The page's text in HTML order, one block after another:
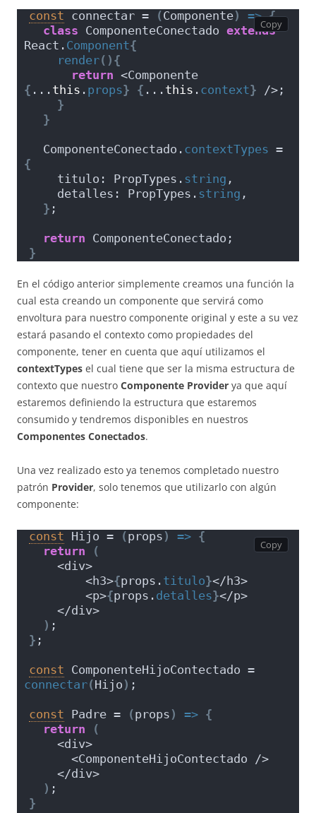
const connectar = (Componente) => {
class ComponenteConectado extends
React. Component{
render( ) {
return
{ ... this . props} { ... this . context} />;
}
}
  ComponenteConectado.
contextTypes
{
    titulo: PropTypes.
string ,
    detalles: PropTypes.
string ,
} ;
return ComponenteConectado;
}
En el código anterior simplemente creamos una función la
cual esta creando un componente que servirá como
envoltura para nuestro componente original y este a su vez
estará pasando el contexto como propiedades del
componente, tener en cuenta que aquí utilizamos el
contextTypes el cual tiene que ser la misma estructura de
contexto que nuestro Componente Provider ya que aquí
estaremos definiendo la estructura que estaremos
consumido y tendremos disponibles en nuestros
Componentes Conectados.
Una vez realizado esto ya tenemos completado nuestro
patrón Provider, solo tenemos que utilizarlo con algún
componente:
const Hijo = (props ) => {
return
(
    <div>
        <h3>
{props. titulo}</h3>
        <p>
{props. detalles}</p>
    </div>
) ;
} ;
const
connectar(Hijo ) ;
const Padre = (props ) => {
return
(
    <div>
      <ComponenteHijoContectado />
    </div>
) ;
}